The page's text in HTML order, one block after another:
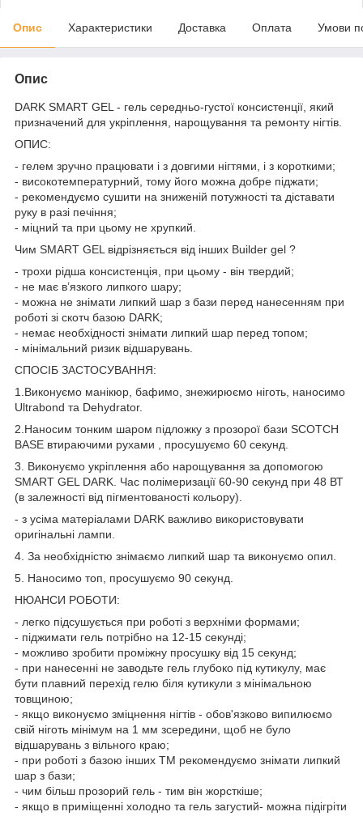
Опис Характеристики Доставка Оплата Умови
Опис
DARK SMART GEL - гель середньо-густої консистенції, який
призначений для укріплення, нарощування та ремонту нігтів.
ОПИС:
- гелем зручно працювати і з довгими нігтями, і з короткими;
- високотемпературний, тому його можна добре піджати;
- рекомендуємо сушити на зниженій потужності та діставати
руку в разі печіння;
- міцний та при цьому не хрупкий.
Чим SMART GEL відрізняється від інших Builder gel ?
- трохи рідша консистенція, при цьому - він твердий;
- не має вʼязкого липкого шару;
- можна не знімати липкий шар з бази перед нанесенням при
роботі зі скотч базою DARK;
- немає необхідності знімати липкий шар перед топом;
- мінімальний ризик відшарувань.
СПОСІБ ЗАСТОСУВАННЯ:
1.Виконуємо манікюр, бафимо, знежирюємо ніготь, наносимо
Ultrabond та Dehydrator.
2.Наносим тонким шаром підложку з прозорої бази SCOTCH
BASE втираючими рухами , просушуємо 60 секунд.
3. Виконуємо укріплення або нарощування за допомогою
SMART GEL DARK. Час полімеризації 60-90 секунд при 48 ВТ
(в залежності від пігментованості кольору).
- з усіма матеріалами DARK важливо використовувати
оригінальні лампи.
4. За необхідністю знімаємо липкий шар та виконуємо опил.
5. Наносимо топ, просушуємо 90 секунд.
НЮАНСИ РОБОТИ:
- легко підсушується при роботі з верхніми формами;
- піджимати гель потрібно на 12-15 секунді;
- можливо зробити проміжну просушку від 15 секунд;
- при нанесенні не заводьте гель глубоко під кутикулу, має
бути плавний перехід гелю біля кутикули з мінімальною
товщиною;
- якщо виконуємо зміцнення нігтів - обов'язково випилюємо
свій ніготь мінімум на 1 мм зсередини, щоб не було
відшарувань з вільного краю;
- при роботі з базою інших ТМ рекомендуємо знімати липкий
шар з бази;
- чим більш прозорий гель - тим він жорсткіше;
- якщо в приміщенні холодно та гель загустий- можна підігріти